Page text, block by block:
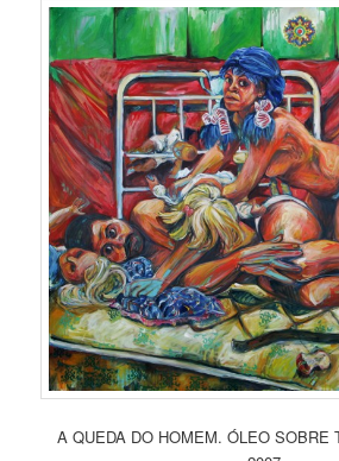
A QUEDA DO HOMEM. ÓLEO SOBRE